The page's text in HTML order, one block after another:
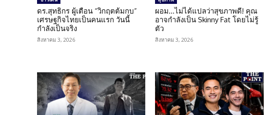
ดร.สุทธิกร ผู้เตือน “วิกฤตต้มกบ”
เศรษฐกิจไทยเป็นคนแรก วันนี้
กำลังเป็นจริง
สิงหาคม 3, 2026
ผอม…ไม่ได้แปลว่าสุขภาพดี! คุณ
อาจกำลังเป็น Skinny Fat โดยไม่รู้
ตัว
สิงหาคม 3, 2026